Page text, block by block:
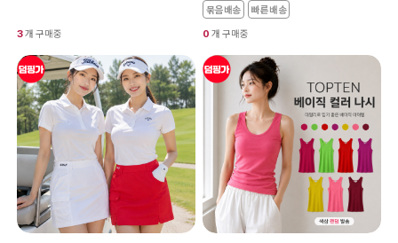
3개 구매중
묶음배송 빠른배송
0 개 구매중